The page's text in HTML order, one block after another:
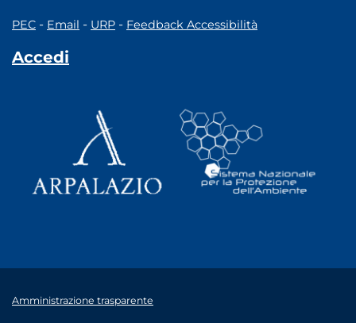
PEC - Email - URP - Feedback Accessibilità
Accedi
Amministrazione trasparente